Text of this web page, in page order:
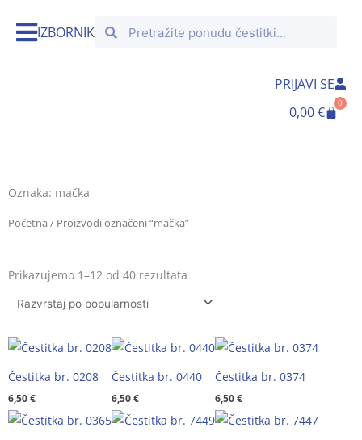
IZBORNIKSearchSearch
PRIJAVI SE
0,00€
0
Cart
Oznaka: mačka
Početna / Proizvodi označeni “mačka”
Prikazujemo 1–12 od 40 rezultata
Čestitka br. 0208
6,50€
Čestitka br. 0440
6,50€
Čestitka br. 0374
6,50€